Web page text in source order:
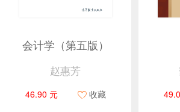
会计学（第五版）
赵惠芳
46.90 元 收藏